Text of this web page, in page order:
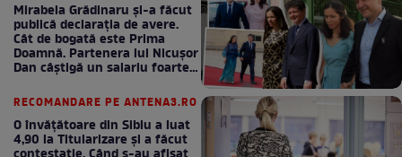
Mirabela Grădinaru și-a făcut
publică declarația de avere.
Cât de bogată este Prima
Doamnă. Partenera lui Nicușor
Dan câștigă un salariu foarte
RECOMANDARE PE ANTENA3.RO
O învățătoare din Sibiu a luat
4,90 la Titularizare și a făcut